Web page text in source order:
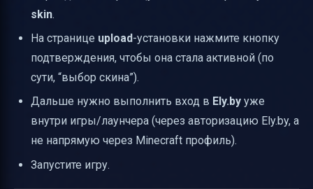
skin.
На странице upload-установки нажмите кнопку
подтверждения, чтобы она стала активной (по
сути, “выбор скина”).
Дальше нужно выполнить вход в Ely.by уже
внутри игры/лаунчера (через авторизацию Ely.by, а
не напрямую через Minecraft профиль).
Запустите игру.